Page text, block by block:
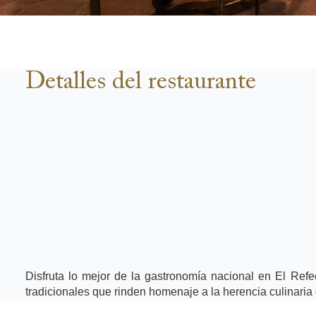
Detalles del restaurante
Disfruta lo mejor de la gastronomía nacional en El
tradicionales que rinden homenaje a la herencia culinaria